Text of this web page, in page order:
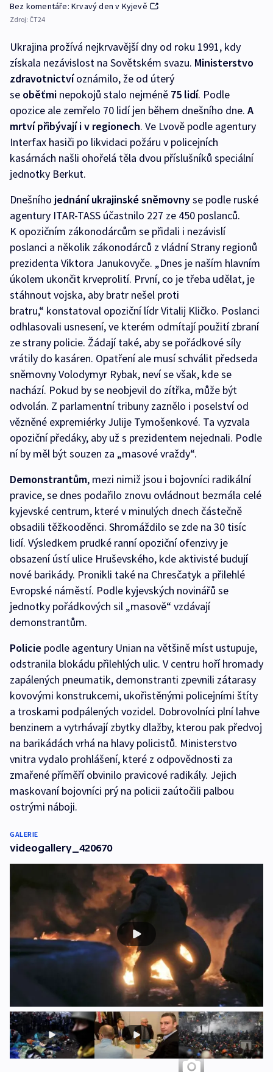
Bez komentáře: Krvavý den v Kyjevě
Zdroj: ČT24
Ukrajina prožívá nejkrvavější dny od roku 1991, kdy
získala nezávislost na Sovětském svazu. Ministerstvo
zdravotnictvíoznámilo, že od úterý
se oběťmi nepokojů stalo nejméně 75 lidí. Podle
opozice ale zemřelo 70 lidí jen během dnešního dne. A
mrtví přibývají i v regionech. Ve Lvově podle agentury
Interfax hasiči po likvidaci požáru v policejních
kasárnách našli ohořelá těla dvou příslušníků speciální
jednotky Berkut.
Dnešního jednání ukrajinské sněmovnyse podle ruské
agentury ITAR-TASS účastnilo 227 ze 450 poslanců.
K opozičním zákonodárcům se přidali i nezávislí
poslanci a několik zákonodárců z vládní Strany regionů
prezidenta Viktora Janukovyče. „Dnes je naším hlavním
úkolem ukončit krveprolití. První, co je třeba udělat, je
stáhnout vojska, aby bratr nešel proti
bratru,“ konstatoval opoziční lídr Vitalij Kličko. Poslanci
odhlasovali usnesení, ve kterém odmítají použití zbraní
ze strany policie. Žádají také, aby se pořádkové síly
vrátily do kasáren. Opatření ale musí schválit předseda
sněmovny Volodymyr Rybak, neví se však, kde se
nachází. Pokud by se neobjevil do zítřka, může být
odvolán. Z parlamentní tribuny zaznělo i poselství od
vězněné expremiérky Julije Tymošenkové. Ta vyzvala
opoziční předáky, aby už s prezidentem nejednali. Podle
ní by měl být souzen za „masové vraždy“.
Demonstrantům, mezi nimiž jsou i bojovníci radikální
pravice, se dnes podařilo znovu ovládnout bezmála celé
kyjevské centrum, které v minulých dnech částečně
obsadili těžkooděnci. Shromáždilo se zde na 30 tisíc
lidí. Výsledkem prudké ranní opoziční ofenzivy je
obsazení ústí ulice Hruševského, kde aktivisté budují
nové barikády. Pronikli také na Chresčatyk a přilehlé
Evropské náměstí. Podle kyjevských novinářů se
jednotky pořádkových sil „masově“ vzdávají
demonstrantům.
Policie podle agentury Unian na většině míst ustupuje,
odstranila blokádu přilehlých ulic. V centru hoří hromady
zapálených pneumatik, demonstranti zpevnili zátarasy
kovovými konstrukcemi, ukořistěnými policejními štíty
a troskami podpálených vozidel. Dobrovolníci plní lahve
benzinem a vytrhávají zbytky dlažby, kterou pak předvoj
na barikádách vrhá na hlavy policistů. Ministerstvo
vnitra vydalo prohlášení, které z odpovědnosti za
zmařené příměří obvinilo pravicové radikály. Jejich
maskovaní bojovníci prý na policii zaútočili palbou
ostrými náboji.
GALERIE
videogallery_420670